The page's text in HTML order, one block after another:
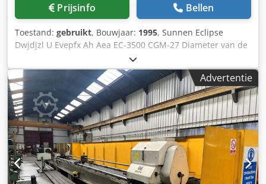
Prijsinfo Bellen
Toestand: gebruikt, Bouwjaar: 1995, Sunnen Eclipse
Dwjdjzl U Evepfx Ah Aea EC-3500 CGM-27 Diameter van de
slijpsteen – Slijpbereik 1,5 – 165 mm Slaglengte –
Slijplengte 6 – 170 mm Spindeltoerentallen 200 – 3.000
tpm Slagfrequenties 60 – 500 slagen Totale
vermogensbehoefte – Spindelaandrijving 4,1 kW Slagmotor
1,1 kW Gewicht van de machine ca. 1.200 kg
Advertentie